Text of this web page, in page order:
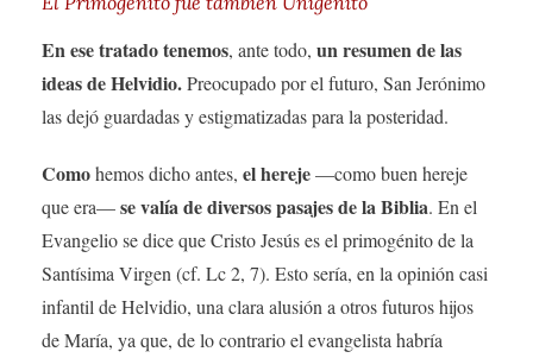
En ese tratado tenemos, ante todo, un resumen de las
ideas de Helvidio.Preocupado por el futuro, San Jerónimo
las dejó guardadas y estigmatizadas para la posteridad.
Comohemos dicho antes, el hereje—como buen hereje
que era—se valía de diversos pasajes de la Biblia. En el
Evangelio se dice que Cristo Jesús es el primogénito de la
Santísima Virgen (cf. Lc 2, 7). Esto sería, en la opinión casi
infantil de Helvidio, una clara alusión a otros futuros hijos
de María, ya que, de lo contrario el evangelista habría